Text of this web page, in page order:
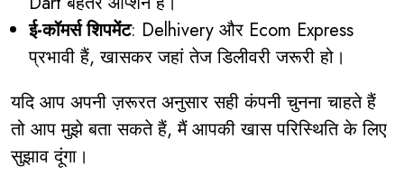
ई-कॉमर्स शिपमेंट: Delhivery और Ecom Express
प्रभावी हैं, खासकर जहां तेज डिलीवरी जरूरी हो।
यदि आप अपनी ज़रूरत अनुसार सही कंपनी चुनना चाहते हैं
तो आप मुझे बता सकते हैं, मैं आपकी खास परिस्थिति के लिए
सुझाव दूंगा।